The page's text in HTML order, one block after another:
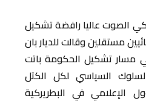
الصوت عاليا رافضة تشكيل
مستقلين وقالت للديار بان
مسار تشكيل الحكومة باتت
السياسي لكل الكتل
الإعلامي في البطريركية